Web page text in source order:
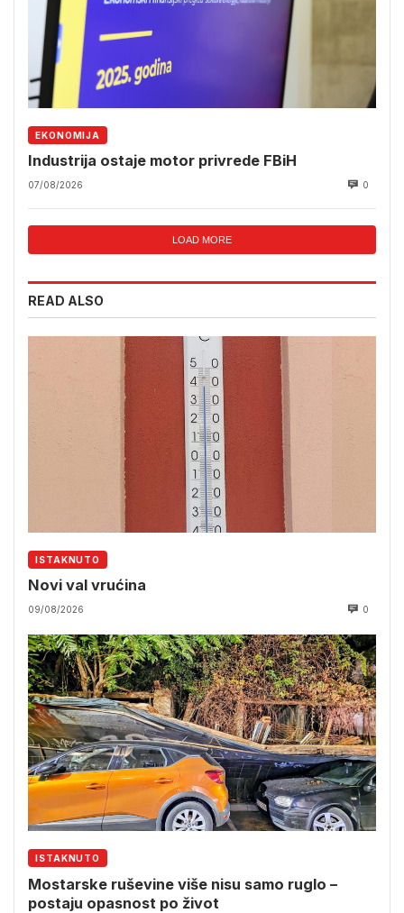
EKONOMIJA
Industrija ostaje motor privrede FBiH
07/08/2026 0
LOAD MORE
READ ALSO
ISTAKNUTO
Novi val vrućina
09/08/2026 0
ISTAKNUTO
Mostarske ruševine više nisu samo ruglo –
postaju opasnost po život